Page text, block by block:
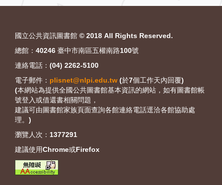
國立公共資訊圖書館 © 2018 All Rights Reserved.
總館：40246 臺中市南區五權南路100號
連絡電話：(04) 2262-5100
電子郵件： plisnet@nlpi.edu.tw (於7個工作天內回覆)
(本網站為提供全國公共圖書館基本資訊的網站，如有圖書館帳
號登入或借還書相關問題，
建議可由圖書館家族頁面查詢各館連絡電話逕洽各館協助處
理。)
瀏覽人次： 1377291
建議使用Chrome或Firefox